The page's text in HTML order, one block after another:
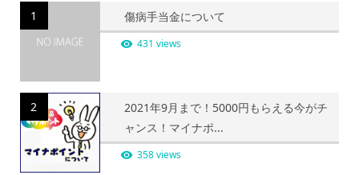
1 傷病手当金について
431 views
2
2021年9月まで！5000円もらえる今がチ
ャンス！マイナポ...
358 views